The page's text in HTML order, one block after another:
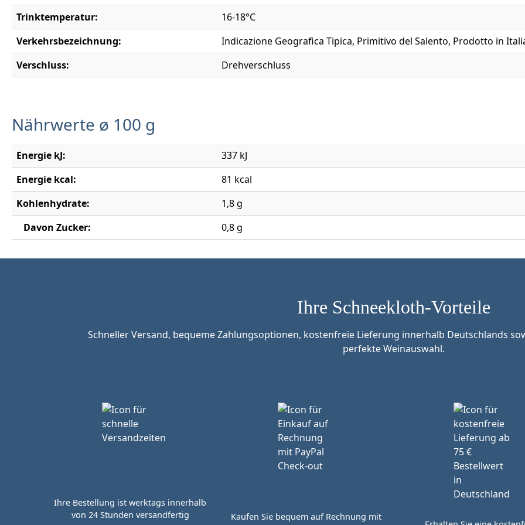
Trinktemperatur:
16-18°C
Verkehrsbezeichnung:
Indicazione Geografica Tipica, Primitivo del Salento, Prodotto in
Verschluss:
Drehverschluss
Nährwerte ø 100 g
Energie kJ:
337 kJ
Energie kcal:
81 kcal
Kohlenhydrate:
1,8 g
Davon Zucker:
0,8 g
Ihre Schneekloth-Vorteile
Schneller Versand, bequeme Zahlungsoptionen, kostenfreie Lieferung innerhalb Deutschlands
perfekte Weinauswahl.
Ihre Bestellung ist werktags innerhalb
von 24 Stunden versandfertig
Kaufen Sie bequem auf Rechnung mit